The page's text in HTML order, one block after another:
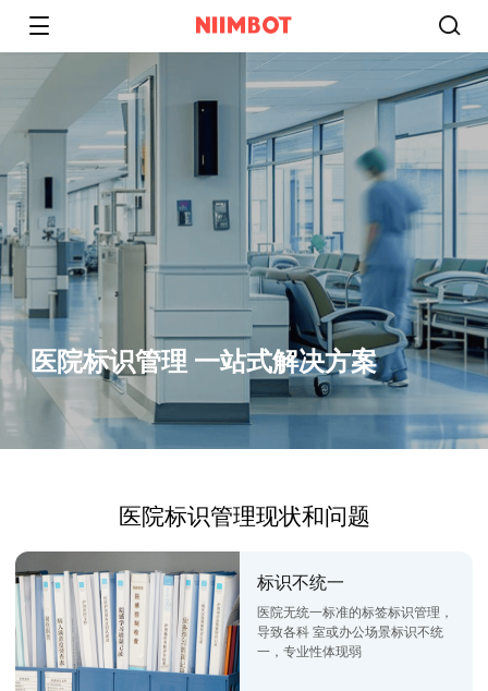
医院标识管理 一站式解决方案
医院标识管理现状和问题
标识不统一
医院无统一标准的标签标识管理，
导致各科 室或办公场景标识不统
一，专业性体现弱